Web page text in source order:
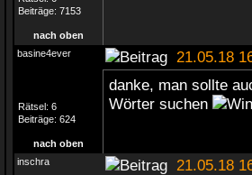
Beiträge: 7153
nach oben
basine4ever
21.05.18
Rätsel: 6
Beiträge: 624
danke, man sollte
Wörter suchen
nach oben
inschra
21.05.18